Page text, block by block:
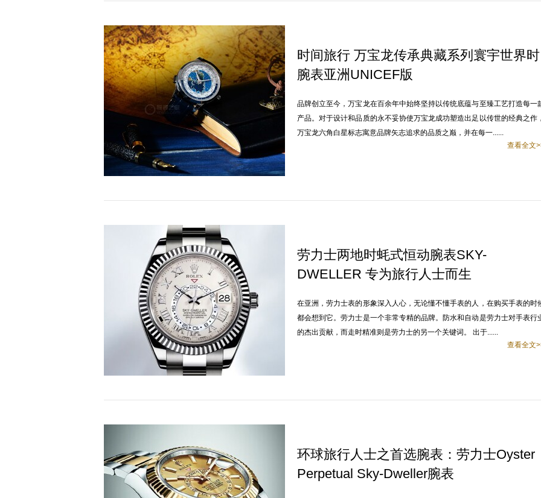
时间旅行 万宝龙传承典藏系列寰宇世界时
腕表亚洲UNICEF版
品牌创立至今，万宝龙在百余年中始终坚持以传统底蕴与至臻工艺打造每一
产品。对于设计和品质的永不妥协使万宝龙成功塑造出足以传世的经典之作，
万宝龙六角白星标志寓意品牌矢志追求的品质之巅，并在每一......
查看全文
劳力士两地时蚝式恒动腕表SKY-
DWELLER 专为旅行人士而生
在亚洲，劳力士表的形象深入人心，无论懂不懂手表的人，在购买手表的时
都会想到它。劳力士是一个非常专精的品牌。防水和自动是劳力士对手表行
的杰出贡献，而走时精准则是劳力士的另一个关键词。 出于......
查看全文
环球旅行人士之首选腕表：劳力士Oyster
Perpetual Sky-Dweller腕表